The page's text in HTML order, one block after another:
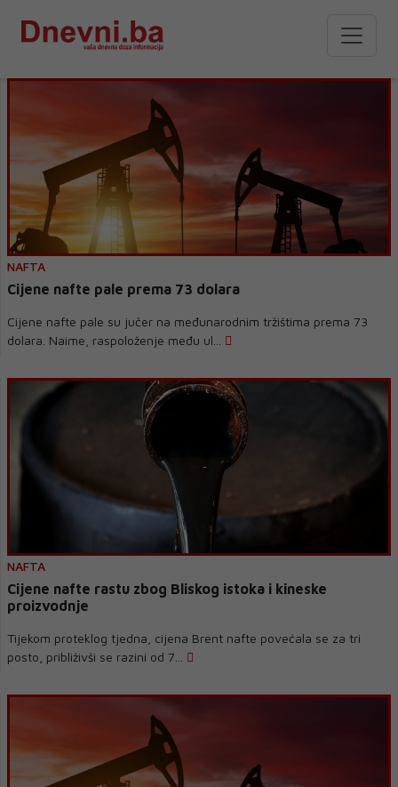
NAFTA
Cijene nafte pale prema 73 dolara
Cijene nafte pale su jučer na međunarodnim tržištima prema 73
dolara. Naime, raspoloženje među ul...
NAFTA
Cijene nafte rastu zbog Bliskog istoka i kineske
proizvodnje
Tijekom proteklog tjedna, cijena Brent nafte povećala se za tri
posto, približivši se razini od 7...